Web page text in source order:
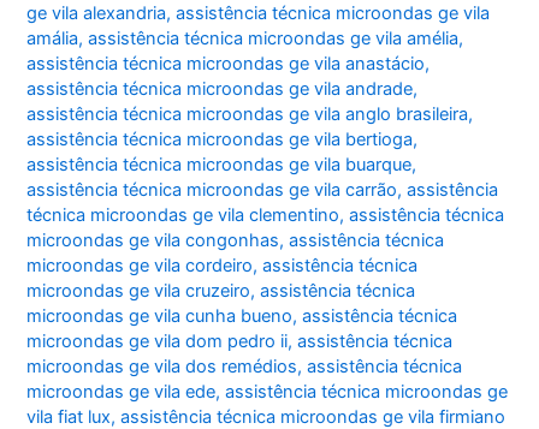
ge vila alexandria,assistência técnica microondas ge vila
amália,assistência técnica microondas ge vila amélia,
assistência técnica microondas ge vila anastácio,
assistência técnica microondas ge vila andrade,
assistência técnica microondas ge vila anglo brasileira,
assistência técnica microondas ge vila bertioga,
assistência técnica microondas ge vila buarque,
assistência técnica microondas ge vila carrão,assistência
técnica microondas ge vila clementino,assistência técnica
microondas ge vila congonhas,assistência técnica
microondas ge vila cordeiro,assistência técnica
microondas ge vila cruzeiro,assistência técnica
microondas ge vila cunha bueno,assistência técnica
microondas ge vila dom pedro ii,assistência técnica
microondas ge vila dos remédios,assistência técnica
microondas ge vila ede,assistência técnica microondas ge
vila fiat lux,assistência técnica microondas ge vila firmiano